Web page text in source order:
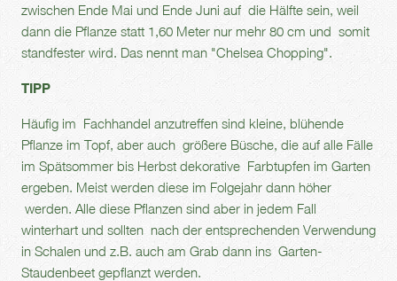
zwischen Ende Mai und Ende Juni auf die Hälfte sein, weil
dann die Pflanze statt 1,60 Meter nur mehr 80 cm und somit
standfester wird. Das nennt man "Chelsea Chopping".
TIPP
Häufig im Fachhandel anzutreffen sind kleine, blühende
Pflanze im Topf, aber auch größere Büsche, die auf alle Fälle
im Spätsommer bis Herbst dekorative Farbtupfen im Garten
ergeben. Meist werden diese im Folgejahr dann höher
werden. Alle diese Pflanzen sind aber in jedem Fall
winterhart und sollten nach der entsprechenden Verwendung
in Schalen und z.B. auch am Grab dann ins Garten-
Staudenbeet gepflanzt werden.